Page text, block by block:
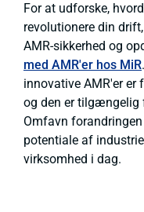
For at udforske,
revolutionere din
AMR-sikkerhed og
med AMR'er hos MiR
innovative AMR'er er
og den er tilgængelig
Omfavn
potentiale af
virksomhed i dag.